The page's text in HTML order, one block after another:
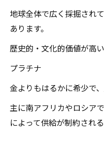
地球全体で広く採掘され
あります。
歴史的・文化的価値が高い
プラチナ
金よりもはるかに希少で
主に南アフリカやロシア
によって供給が制約され